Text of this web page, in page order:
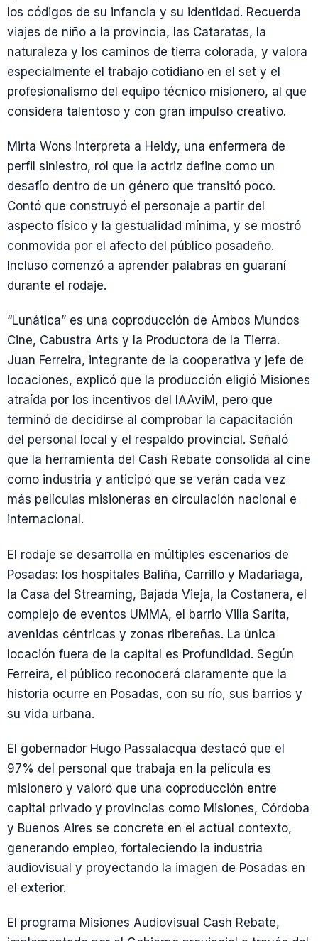
los códigos de su infancia y su identidad. Recuerda
viajes de niño a la provincia, las Cataratas, la
naturaleza y los caminos de tierra colorada, y valora
especialmente el trabajo cotidiano en el set y el
profesionalismo del equipo técnico misionero, al que
considera talentoso y con gran impulso creativo.
Mirta Wons interpreta a Heidy, una enfermera de
perfil siniestro, rol que la actriz define como un
desafío dentro de un género que transitó poco.
Contó que construyó el personaje a partir del
aspecto físico y la gestualidad mínima, y se mostró
conmovida por el afecto del público posadeño.
Incluso comenzó a aprender palabras en guaraní
durante el rodaje.
“Lunática” es una coproducción de Ambos Mundos
Cine, Cabustra Arts y la Productora de la Tierra.
Juan Ferreira, integrante de la cooperativa y jefe de
locaciones, explicó que la producción eligió Misiones
atraída por los incentivos del IAAviM, pero que
terminó de decidirse al comprobar la capacitación
del personal local y el respaldo provincial. Señaló
que la herramienta del Cash Rebate consolida al cine
como industria y anticipó que se verán cada vez
más películas misioneras en circulación nacional e
internacional.
El rodaje se desarrolla en múltiples escenarios de
Posadas: los hospitales Baliña, Carrillo y Madariaga,
la Casa del Streaming, Bajada Vieja, la Costanera, el
complejo de eventos UMMA, el barrio Villa Sarita,
avenidas céntricas y zonas ribereñas. La única
locación fuera de la capital es Profundidad. Según
Ferreira, el público reconocerá claramente que la
historia ocurre en Posadas, con su río, sus barrios y
su vida urbana.
El gobernador Hugo Passalacqua destacó que el
97% del personal que trabaja en la película es
misionero y valoró que una coproducción entre
capital privado y provincias como Misiones, Córdoba
y Buenos Aires se concrete en el actual contexto,
generando empleo, fortaleciendo la industria
audiovisual y proyectando la imagen de Posadas en
el exterior.
El programa Misiones Audiovisual Cash Rebate,